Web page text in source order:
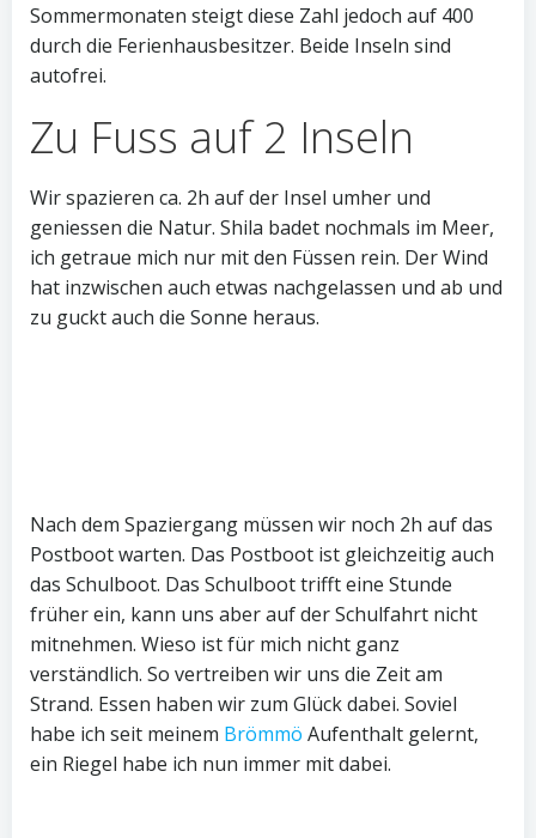
Sommermonaten steigt diese Zahl jedoch auf 400
durch die Ferienhausbesitzer. Beide Inseln sind
autofrei.
Zu Fuss auf 2 Inseln
Wir spazieren ca. 2h auf der Insel umher und
geniessen die Natur. Shila badet nochmals im Meer,
ich getraue mich nur mit den Füssen rein. Der Wind
hat inzwischen auch etwas nachgelassen und ab und
zu guckt auch die Sonne heraus.
Nach dem Spaziergang müssen wir noch 2h auf das
Postboot warten. Das Postboot ist gleichzeitig auch
das Schulboot. Das Schulboot trifft eine Stunde
früher ein, kann uns aber auf der Schulfahrt nicht
mitnehmen. Wieso ist für mich nicht ganz
verständlich. So vertreiben wir uns die Zeit am
Strand. Essen haben wir zum Glück dabei. Soviel
habe ich seit meinem Brömmö Aufenthalt gelernt,
ein Riegel habe ich nun immer mit dabei.